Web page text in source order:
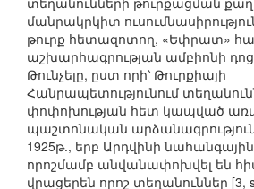
մանրակրկիտ
թուրք հետազոտող, «Եփրատ»
աշխարհագրության ամբիոնի
Թունչելը, ըստ որի՝ Թուրքիայի
Հանրապետությունում
փոփոխության հետ կապված
պաշտոնական
1925թ., երբ Արդվինի
որոշմամբ անվանափոխվել են
վրացերեն որոշ տեղանուններ [3,